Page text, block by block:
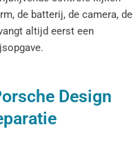
de batterij, de camera, de
altijd eerst een
Design